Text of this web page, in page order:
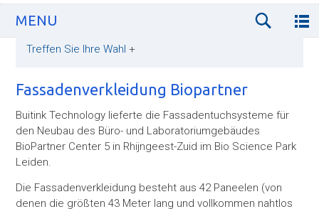
MENU
Treffen Sie Ihre Wahl +
Fassadenverkleidung Biopartner
Buitink Technology lieferte die Fassadentuchsysteme für
den Neubau des Büro- und Laboratoriumgebäudes
BioPartner Center 5 in Rhijngeest-Zuid im Bio Science Park
Leiden.
Die Fassadenverkleidung besteht aus 42 Paneelen (von
denen die größten 43 Meter lang und vollkommen nahtlos